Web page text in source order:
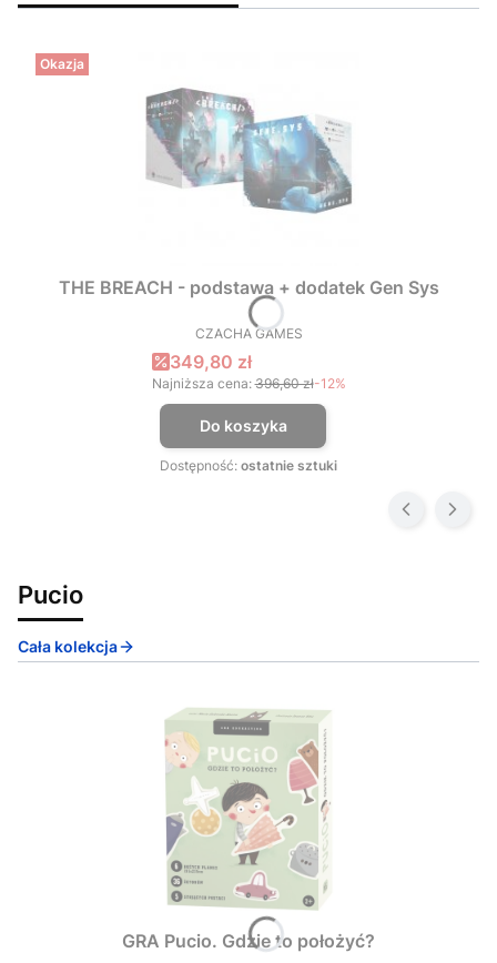
Okazja
THE BREACH - podstawa + dodatek Gen Sys
PRODUCENT
CZACHA GAMES
Cena promocyjna
349,80 zł
Najniższa cena: 396,60 zł-12%
Do koszyka
Dostępność: ostatnie sztuki
Pucio
Cała kolekcja
GRA Pucio. Gdzie to położyć?